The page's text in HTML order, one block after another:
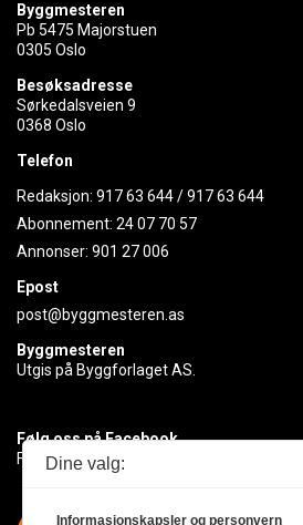
Byggmesteren
Pb 5475 Majorstuen
0305 Oslo
Besøksadresse
Sørkedalsveien 9
0368 Oslo
Telefon
Redaksjon: 917 63 644/917 63 644
Abonnement: 24 07 70 57
Annonser: 901 27 006
Epost
post@byggmesteren.as
Byggmesteren
Utgis på Byggforlaget AS.
Følg oss på Facebook
Få med deg det siste innen byggebransjen
Dine valg:
Informasjonskapsler og personvern